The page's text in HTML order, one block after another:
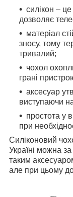
силікон –
дозволяє
матеріал
зносу, тому
тривалий;
чохол
грані
аксесуар
виступаючи
простота у
при
Силіконовий
Україні можна
таким
але при цьому